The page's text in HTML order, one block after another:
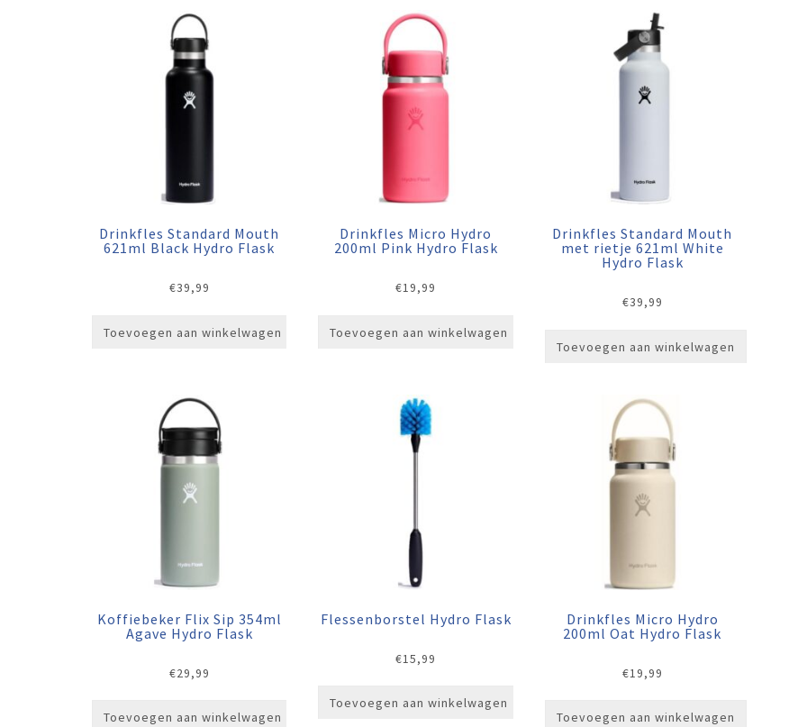
Drinkfles Standard Mouth
621ml Black Hydro Flask
€39,99
Toevoegen aan winkelwagen
Drinkfles Micro Hydro
200ml Pink Hydro Flask
€19,99
Toevoegen aan winkelwagen
Drinkfles Standard Mouth
met rietje 621ml White
Hydro Flask
€39,99
Toevoegen aan winkelwagen
Koffiebeker Flix Sip 354ml
Agave Hydro Flask
€29,99
Toevoegen aan winkelwagen
Flessenborstel Hydro Flask
€15,99
Toevoegen aan winkelwagen
Drinkfles Micro Hydro
200ml Oat Hydro Flask
€19,99
Toevoegen aan winkelwagen